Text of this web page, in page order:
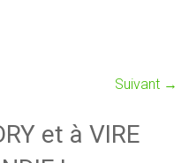
Suivant →
et à VIRE